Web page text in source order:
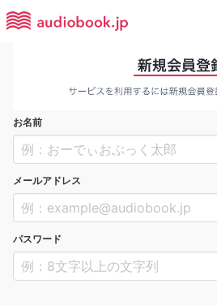
お名前
メールアドレス
パスワード